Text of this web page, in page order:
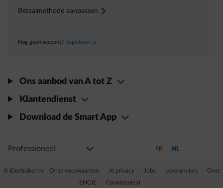
Betaalmethode aanpassen arrow-right
Nog geen account? Registreer je
Ons aanbod van A tot Z
Klantendienst
Download de Smart App
Selecteer uw profiel
Als u de selectie wijzigt, gaat u naar een nieuwe pagina
© Electrabel nv Onze voorwaarden Je privacy Jobs Leveranciers
Over
ENGIE
Cookiebeleid
Schakel over naar Frans
FR Schakel over naar
NL